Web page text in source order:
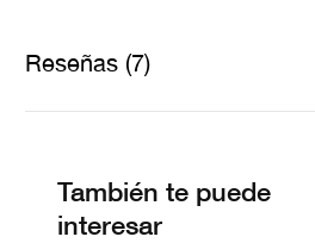
Reseñas (7)
También te puede
interesar